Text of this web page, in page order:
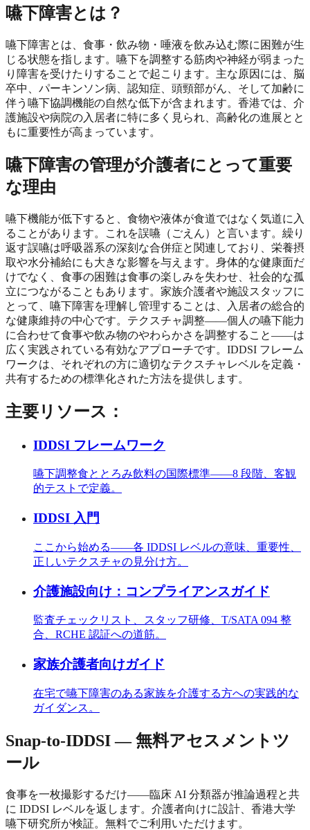
嚥下障害とは？
嚥下障害とは、食事・飲み物・唾液を飲み込む際に困難が生
じる状態を指します。嚥下を調整する筋肉や神経が弱まった
り障害を受けたりすることで起こります。主な原因には、脳
卒中、パーキンソン病、認知症、頭頸部がん、そして加齢に
伴う嚥下協調機能の自然な低下が含まれます。香港では、介
護施設や病院の入居者に特に多く見られ、高齢化の進展とと
もに重要性が高まっています。
嚥下障害の管理が介護者にとって重要
な理由
嚥下機能が低下すると、食物や液体が食道ではなく気道に入
ることがあります。これを誤嚥（ごえん）と言います。繰り
返す誤嚥は呼吸器系の深刻な合併症と関連しており、栄養摂
取や水分補給にも大きな影響を与えます。身体的な健康面だ
けでなく、食事の困難は食事の楽しみを失わせ、社会的な孤
立につながることもあります。家族介護者や施設スタッフに
とって、嚥下障害を理解し管理することは、入居者の総合的
な健康維持の中心です。テクスチャ調整——個人の嚥下能力
に合わせて食事や飲み物のやわらかさを調整すること——は
広く実践されている有効なアプローチです。IDDSI フレーム
ワークは、それぞれの方に適切なテクスチャレベルを定義・
共有するための標準化された方法を提供します。
主要リソース：
IDDSI フレームワーク
嚥下調整食ととろみ飲料の国際標準——8 段階、客観
的テストで定義。
IDDSI 入門
ここから始める——各 IDDSI レベルの意味、重要性、
正しいテクスチャの見分け方。
介護施設向け：コンプライアンスガイド
監査チェックリスト、スタッフ研修、T/SATA 094 整
合、RCHE 認証への道筋。
家族介護者向けガイド
在宅で嚥下障害のある家族を介護する方への実践的な
ガイダンス。
Snap-to-IDDSI — 無料アセスメントツ
ール
食事を一枚撮影するだけ——臨床 AI 分類器が推論過程と共
に IDDSI レベルを返します。介護者向けに設計、香港大学
嚥下研究所が検証。無料でご利用いただけます。